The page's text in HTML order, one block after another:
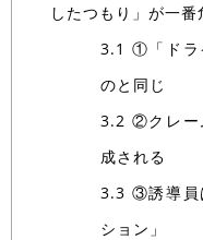
したつもり」が一番
3.1 ①「ドラ
のと同じ
3.2 ②クレー
成される
3.3 ③誘導員
ション」